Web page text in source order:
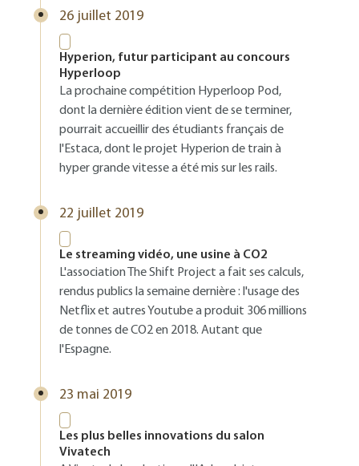
26 juillet 2019
Hyperion, futur participant au concours
Hyperloop
La prochaine compétition Hyperloop Pod,
dont la dernière édition vient de se terminer,
pourrait accueillir des étudiants français de
l'Estaca, dont le projet Hyperion de train à
hyper grande vitesse a été mis sur les rails.
22 juillet 2019
Le streaming vidéo, une usine à CO2
L'association The Shift Project a fait ses calculs,
rendus publics la semaine dernière : l'usage des
Netflix et autres Youtube a produit 306 millions
de tonnes de CO2 en 2018. Autant que
l'Espagne.
23 mai 2019
Les plus belles innovations du salon
Vivatech